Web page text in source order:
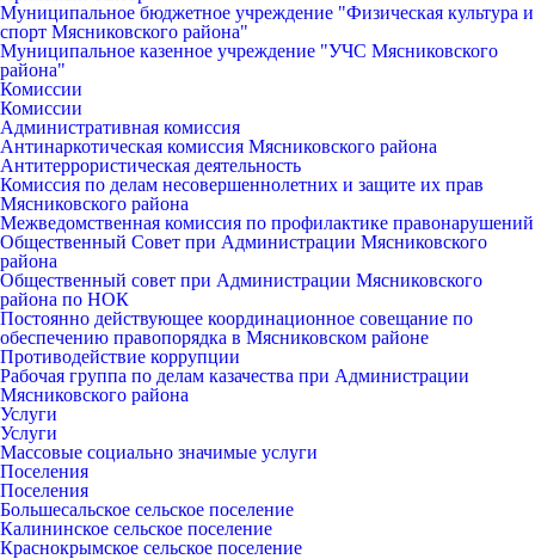
Муниципальное бюджетное учреждение "Физическая культура и
спорт Мясниковского района"
Муниципальное казенное учреждение "УЧС Мясниковского
района"
Комиссии
Комиссии
Административная комиссия
Антинаркотическая комиссия Мясниковского района
Антитеррористическая деятельность
Комиссия по делам несовершеннолетних и защите их прав
Мясниковского района
Межведомственная комиссия по профилактике правонарушений
Общественный Совет при Администрации Мясниковского
района
Общественный совет при Администрации Мясниковского
района по НОК
Постоянно действующее координационное совещание по
обеспечению правопорядка в Мясниковском районе
Противодействие коррупции
Рабочая группа по делам казачества при Администрации
Мясниковского района
Услуги
Услуги
Массовые социально значимые услуги
Поселения
Поселения
Большесальское сельское поселение
Калининское сельское поселение
Краснокрымское сельское поселение